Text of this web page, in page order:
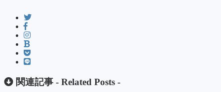
関連記事 - Related Posts -